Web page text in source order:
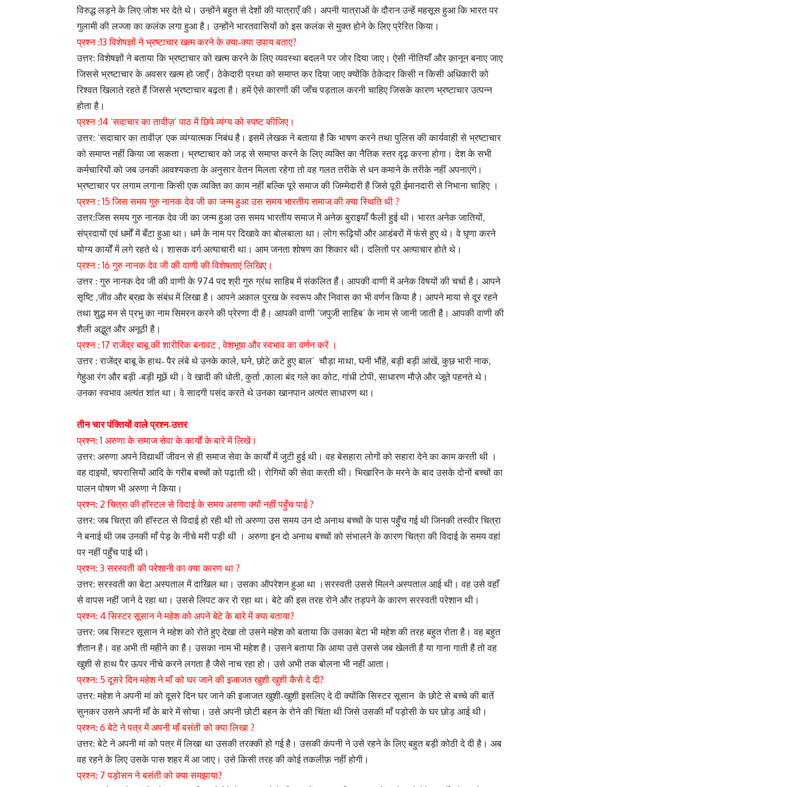
विरुद्ध लड़ने के लिए जोश भर देते थे। उन्होंने बहुत से देशों की यात्राएँ की। अपनी यात्राओं के दौरान उन्हें महसूस हुआ कि भारत पर
गुलामी की लज्जा का कलंक लगा हुआ है। उन्होंने भारतवासियों को इस कलंक से मुक्त होने के लिए प्रेरित किया।
प्रश्न :13 विशेषज्ञों ने भ्रष्टाचार खत्म करने के क्या-क्या उपाय बताए?
उत्तर: विशेषज्ञों ने बताया कि भ्रष्टाचार को खत्म करने के लिए व्यवस्था बदलने पर जोर दिया जाए। ऐसी नीतियाँ और क़ानून बनाए जाए
जिससे भ्रष्टाचार के अवसर खत्म हो जाएँ। ठेकेदारी प्रथा को समाप्त कर दिया जाए क्योंकि ठेकेदार किसी न किसी अधिकारी को
रिश्वत खिलाते रहते हैं जिससे भ्रष्टाचार बढ़ता है। हमें ऐसे कारणों की जाँच पड़ताल करनी चाहिए जिसके कारण भ्रष्टाचार उत्पन्न
होता है।
प्रश्न :14 ‘सदाचार का तावीज़‘पाठ में छिपे व्यंग्य को स्पष्ट कीजिए।
उत्तर: ‘सदाचार का तावीज़‘एक व्यंग्यात्मक निबंध है। इसमें लेखक ने बताया है कि भाषण करने तथा पुलिस की कार्यवाही से भ्रष्टाचार
को समाप्त नहीं किया जा सकता। भ्रष्टाचार को जड़ से समाप्त करने के लिए व्यक्ति का नैतिक स्तर दृढ़ करना होगा। देश के सभी
कर्मचारियों को जब उनकी आवश्यकता के अनुसार वेतन मिलता रहेगा तो वह गलत तरीके से धन कमाने के तरीके नहीं अपनाएंगे।
भ्रष्टाचार पर लगाम लगाना किसी एक व्यक्ति का काम नहीं बल्कि पूरे समाज की जिम्मेदारी है जिसे पूरी ईमानदारी से निभाना चाहिए ।
प्रश्न :15 जिस समय गुरु नानक देव जी का जन्म हुआ उस समय भारतीय समाज की क्या स्थिति थी ?
उत्तर:जिस समय गुरु नानक देव जी का जन्म हुआ उस समय भारतीय समाज में अनेक बुराइयाँ फैली हुई थी। भारत अनेक जातियों,
संप्रदायों एवं धर्मों में बँटा हुआ था। धर्म के नाम पर दिखावे का बोलबाला था। लोग रूढ़ियों और आडंबरों में फंसे हुए थे। वे घृणा करने
योग्य कार्यों में लगे रहते थे। शासक वर्ग अत्याचारी था। आम जनता शोषण का शिकार थी। दलितों पर अत्याचार होते थे।
प्रश्न :16 गुरु नानक देव जी की वाणी की विशेषताएं लिखिए।
उत्तर : गुरु नानक देव जी की वाणी के974 पद श्री गुरु ग्रंथ साहिब में संकलित हैं। आपकी वाणी में अनेक विषयों की चर्चा है। आपने
सृष्टि ,जीव और ब्रह्म के संबंध में लिखा है। आपने अकाल पुरख के स्वरूप और निवास का भी वर्णन किया है। आपने माया से दूर रहने
तथा शुद्ध मन से प्रभु का नाम सिमरन करने की प्रेरणा दी है। आपकी वाणी ‘जपुजी साहिब‘के नाम से जानी जाती है। आपकी वाणी की
शैली अद्भुत और अनूठी है।
प्रश्न :17 राजेंद्र बाबू की शारीरिक बनावट ,वेशभूषा और स्वभाव का वर्णन करें ।
उत्तर : राजेंद्र बाबू के हाथ- पैर लंबे थे उनके काले,घने,छोटे कटे हुए बाल‘ चौड़ा माथा,घनी भौंहें,बड़ी बड़ी आंखें,कुछ भारी नाक,
गेहुआ रंग और बड़ी -बड़ी मूछें थी। वे खादी की धोती,कुर्ता ,काला बंद गले का कोट, गांधी टोपी,साधारण मौज़े और जूते पहनते थे।
उनका स्वभाव अत्यंत शांत था। वे सादगी पसंद करते थे उनका खानपान अत्यंत साधारण था।
तीन चार पंक्तियों वाले प्रश्न-उत्तर
प्रश्न:1 अरुणा के समाज सेवा के कार्यों के बारे में लिखें।
उत्तर: अरुणा अपने विद्यार्थी जीवन से ही समाज सेवा के कार्यों में जुटी हुई थी। वह बेसहारा लोगों को सहारा देने का काम करती थी ।
वह दाइयों,चपरासियों आदि के गरीब बच्चों को पढ़ाती थी। रोगियों की सेवा करती थी। भिखारिन के मरने के बाद उसके दोनों बच्चों का
पालन पोषण भी अरुणा ने किया।
प्रश्न: 2 चित्रा की हॉस्टल से विदाई के समय अरुणा क्यों नहीं पहुँच पाई?
उत्तर: जब चित्रा की हॉस्टल से विदाई हो रही थी तो अरुणा उस समय उन दो अनाथ बच्चों के पास पहुँच गई थी जिनकी तस्वीर चित्रा
ने बनाई थी जब उनकी माँ पेड़ के नीचे मरी पड़ी थी । अरुणा इन दो अनाथ बच्चों को संभालने के कारण चित्रा की विदाई के समय वहां
पर नहीं पहुँच पाई थी।
प्रश्न: 3 सरस्वती की परेशानी का क्या कारण था ?
उत्तर: सरस्वती का बेटा अस्पताल में दाखिल था। उसका ऑपरेशन हुआ था ।सरस्वती उससे मिलने अस्पताल आई थी। वह उसे वहाँ
से वापस नहीं जाने दे रहा था। उससे लिपट कर रो रहा था। बेटे की इस तरह रोने और तड़पने के कारण सरस्वती परेशान थी।
प्रश्न: 4 सिस्टर सूसान ने महेश को अपने बेटे के बारे में क्या बताया?
उत्तर: जब सिस्टर सूसान ने महेश को रोते हुए देखा तो उसने महेश को बताया कि उसका बेटा भी महेश की तरह बहुत रोता है। वह बहुत
शैतान है। वह अभी ती महीने का है। उसका नाम भी महेश है। उसने बताया कि आया उसे उससे जब खेलती है या गाना गाती है तो वह
खुशी से हाथ पैर ऊपर नीचे करने लगता है जैसे नाच रहा हो। उसे अभी तक बोलना भी नहीं आता।
प्रश्न: 5 दूसरे दिन महेश ने माँ को घर जाने की इजाजत खुशी खुशी कैसे दे दी?
उत्तर: महेश ने अपनी मां को दूसरे दिन घर जाने की इजाजत खुशी-खुशी इसलिए दे दी क्योंकि सिस्टर सूसान के छोटे से बच्चे की बातें
सुनकर उसने अपनी माँ के बारे में सोचा। उसे अपनी छोटी बहन के रोने की चिंता थी जिसे उसकी माँ पड़ोसी के घर छोड़ आई थी।
प्रश्न: 6 बेटे ने पत्र में अपनी माँ बसंती को क्या लिखा ?
उत्तर: बेटे ने अपनी मां को पत्र में लिखा था उसकी तरक्की हो गई है। उसकी कंपनी ने उसे रहने के लिए बहुत बड़ी कोठी दे दी है। अब
वह रहने के लिए उसके पास शहर में आ जाए। उसे किसी तरह की कोई तकलीफ़ नहीं होगी।
प्रश्न: 7 पड़ोसन ने बसंती को क्या समझाया?